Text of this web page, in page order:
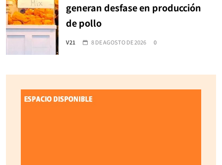
generan desfase en producción
de pollo
V21 8 DE AGOSTO DE 2026 0